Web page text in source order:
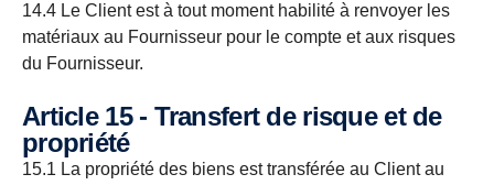
14.4 Le Client est à tout moment habilité à renvoyer les
matériaux au Fournisseur pour le compte et aux risques
du Fournisseur.
Article 15 - Transfert de risque et de
propriété
15.1 La propriété des biens est transférée au Client au